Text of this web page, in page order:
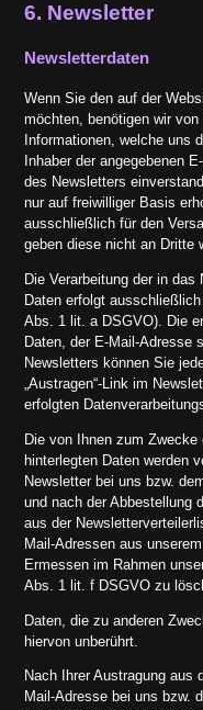
6. Newsletter
Newsletter­daten
Wenn Sie den auf der
möchten, benötigen wir
Informationen, welche uns
Inhaber der angegebenen
des Newsletters
nur auf freiwilliger Basis
ausschließlich für den
geben diese nicht an Dritte
Die Verarbeitung der in
Daten erfolgt
Abs. 1 lit. a DSGVO). Die
Daten, der E-Mail-Adresse
Newsletters können Sie
„Austragen“-Link im
erfolgten
Die von Ihnen zum
hinterlegten Daten werden
Newsletter bei uns bzw.
und nach der Abbestellung
aus der
Mail-Adressen aus
Ermessen im Rahmen
Abs. 1 lit. f DSGVO zu
Daten, die zu anderen
hiervon unberührt.
Nach Ihrer Austragung aus
Mail-Adresse bei uns bzw.